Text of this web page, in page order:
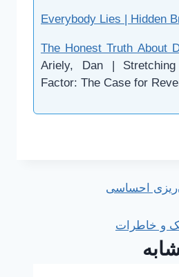
Everybody Lies | Hidden
The Honest Truth About
Ariely, Dan |
Factor: The Case for
احساسی
و خاطرات